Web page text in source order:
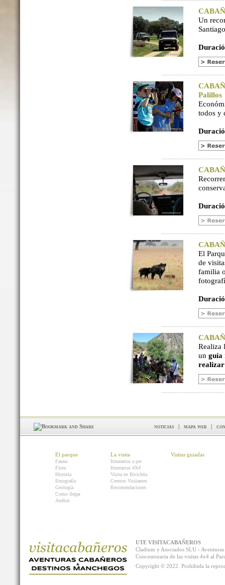
Un
Palillos
todos y
El
de
familia
Realiza
un guía
noticias | mapa web |
El parque
Fauna
Flora
Historia
Etnografía
Geología
Como llegar
Audios
La visita
Itinerarios a pie
Itinerarios 4X4
Visita en Bicicleta
Centros Visitantes
Recomendaciones
Visitas guiadas
UTE VISITACABAÑEROS
Cladium y Asociados SLU -
Concesionaria de las visitas 4x4 al
Copyright © 2022. Prohibida la